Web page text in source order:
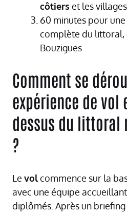
côtiers et les
60 minutes pour une
complète du littoral,
Bouzigues
Comment se
expérience de vol
dessus du littoral
?
Le volcommence sur la
avec une équipe
diplômés. Après un